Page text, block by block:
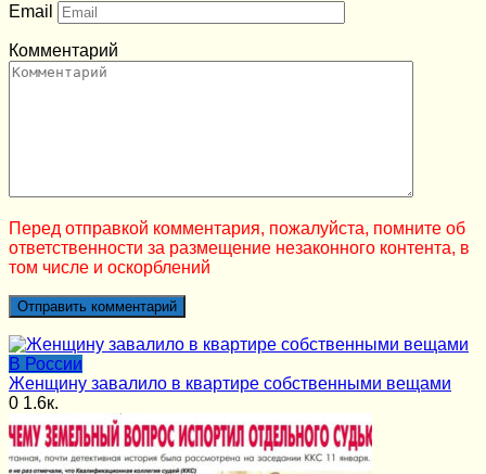
Email
Комментарий
Перед отправкой комментария, пожалуйста, помните об
ответственности за размещение незаконного контента, в
том числе и оскорблений
В России
Женщину завалило в квартире собственными вещами
0 1.6к.